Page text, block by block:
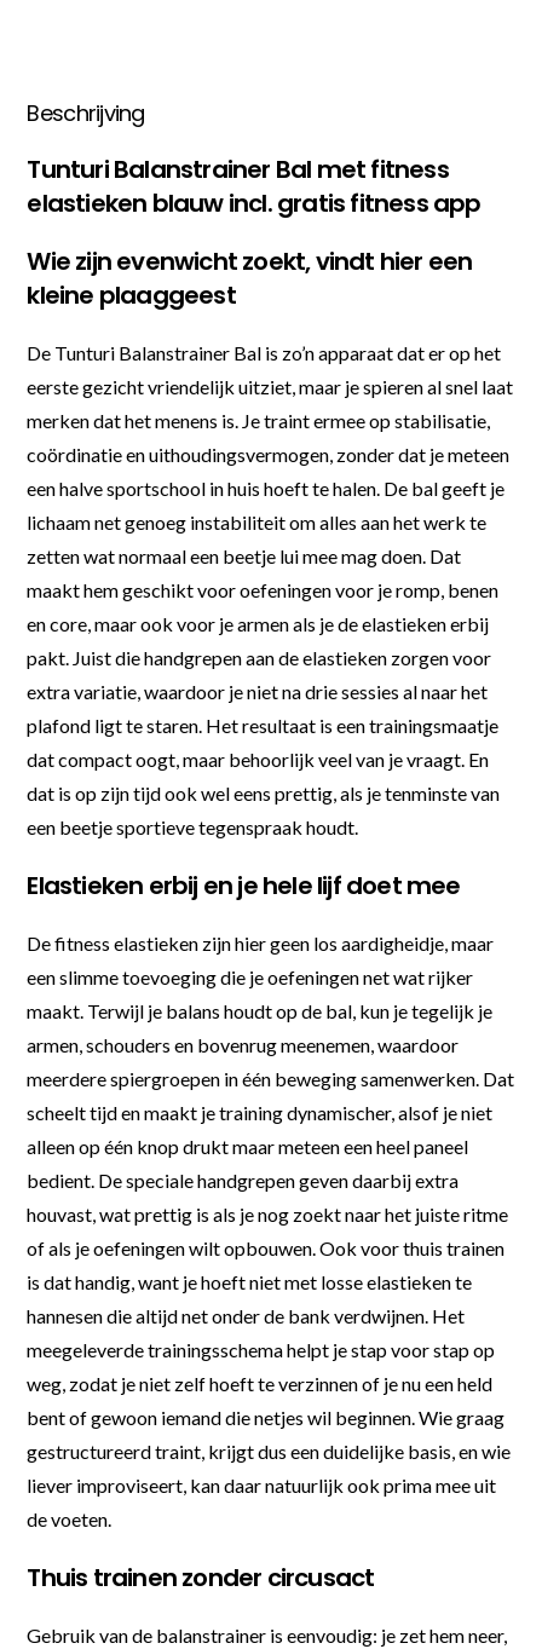
Beschrijving
Tunturi Balanstrainer Bal met fitness
elastieken blauw incl. gratis fitness app
Wie zijn evenwicht zoekt, vindt hier een
kleine plaaggeest
De Tunturi Balanstrainer Bal is zo’n apparaat dat er op het
eerste gezicht vriendelijk uitziet, maar je spieren al snel laat
merken dat het menens is. Je traint ermee op stabilisatie,
coördinatie en uithoudingsvermogen, zonder dat je meteen
een halve sportschool in huis hoeft te halen. De bal geeft je
lichaam net genoeg instabiliteit om alles aan het werk te
zetten wat normaal een beetje lui mee mag doen. Dat
maakt hem geschikt voor oefeningen voor je romp, benen
en core, maar ook voor je armen als je de elastieken erbij
pakt. Juist die handgrepen aan de elastieken zorgen voor
extra variatie, waardoor je niet na drie sessies al naar het
plafond ligt te staren. Het resultaat is een trainingsmaatje
dat compact oogt, maar behoorlijk veel van je vraagt. En
dat is op zijn tijd ook wel eens prettig, als je tenminste van
een beetje sportieve tegenspraak houdt.
Elastieken erbij en je hele lijf doet mee
De fitness elastieken zijn hier geen los aardigheidje, maar
een slimme toevoeging die je oefeningen net wat rijker
maakt. Terwijl je balans houdt op de bal, kun je tegelijk je
armen, schouders en bovenrug meenemen, waardoor
meerdere spiergroepen in één beweging samenwerken. Dat
scheelt tijd en maakt je training dynamischer, alsof je niet
alleen op één knop drukt maar meteen een heel paneel
bedient. De speciale handgrepen geven daarbij extra
houvast, wat prettig is als je nog zoekt naar het juiste ritme
of als je oefeningen wilt opbouwen. Ook voor thuis trainen
is dat handig, want je hoeft niet met losse elastieken te
hannesen die altijd net onder de bank verdwijnen. Het
meegeleverde trainingsschema helpt je stap voor stap op
weg, zodat je niet zelf hoeft te verzinnen of je nu een held
bent of gewoon iemand die netjes wil beginnen. Wie graag
gestructureerd traint, krijgt dus een duidelijke basis, en wie
liever improviseert, kan daar natuurlijk ook prima mee uit
de voeten.
Thuis trainen zonder circusact
Gebruik van de balanstrainer is eenvoudig: je zet hem neer,